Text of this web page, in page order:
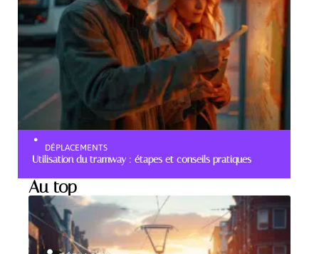
DÉPLACEMENTS
Utilisation du tramway : étapes et conseils pratiques
Au top